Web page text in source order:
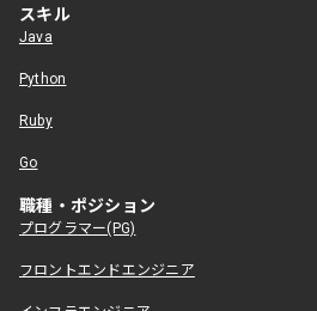
スキル
Java
Python
Ruby
Go
職種・ポジション
プログラマー(PG)
フロントエンドエンジニア